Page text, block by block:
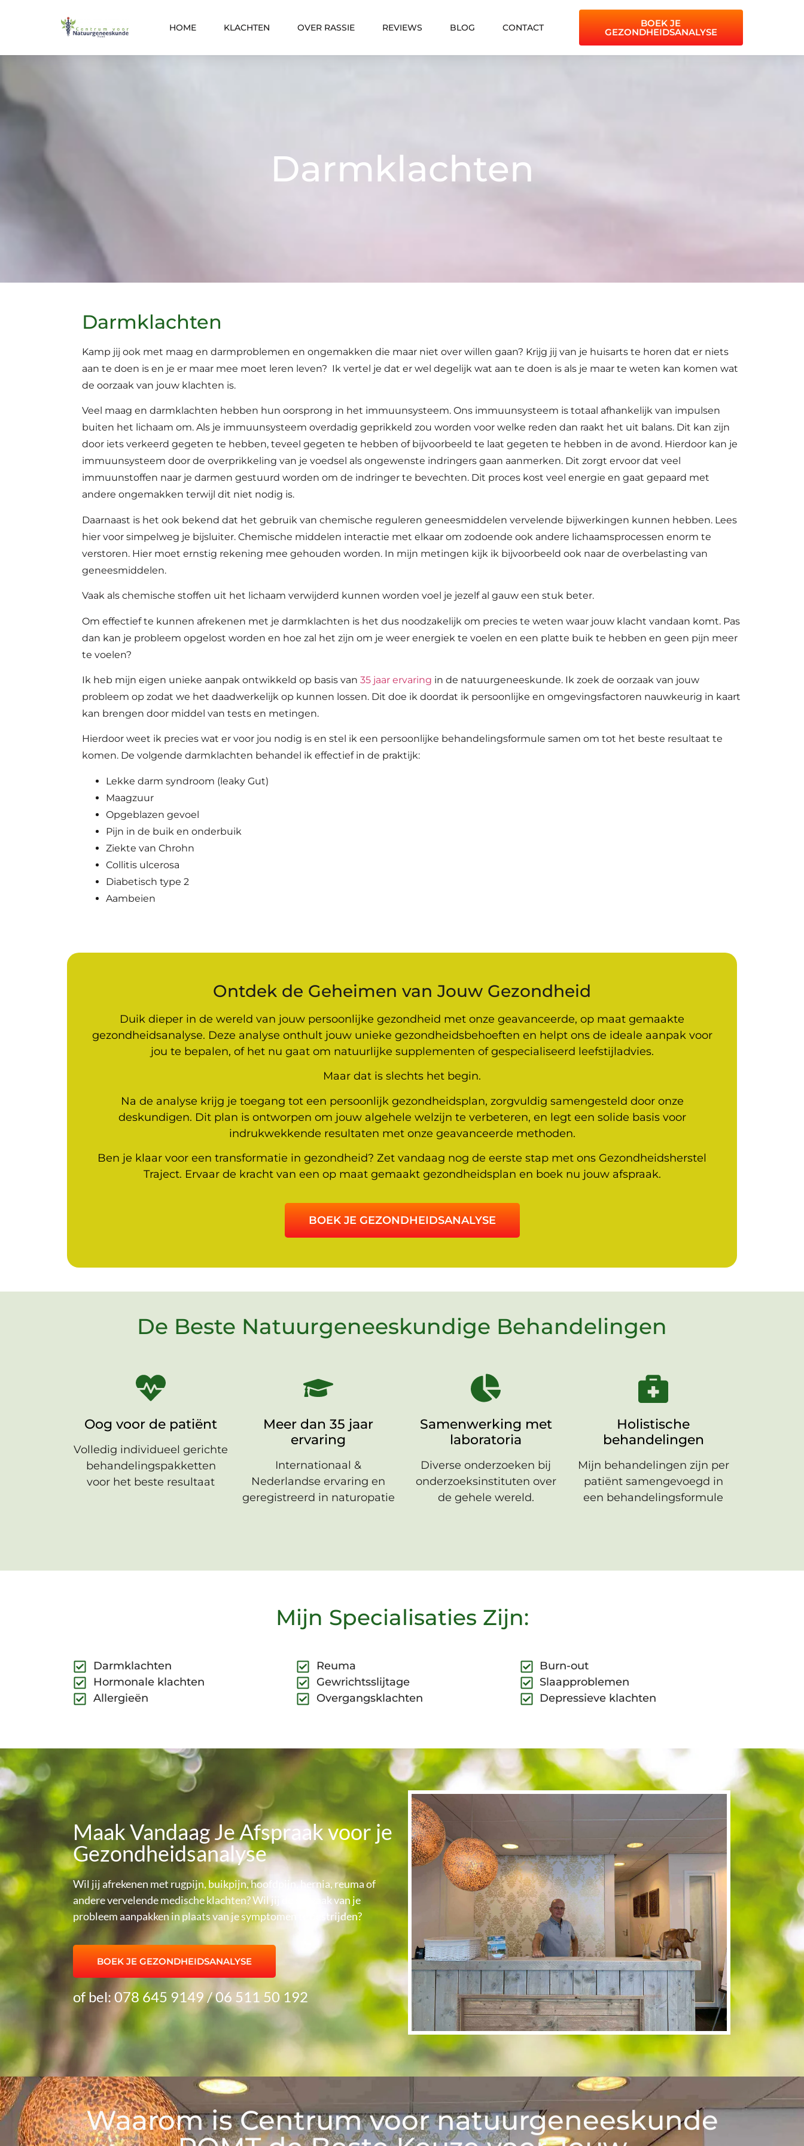
HOME KLACHTEN OVER RASSIE REVIEWS BLOG CONTACT BOEK JE
GEZONDHEIDSANALYSE
Darmklachten
Darmklachten
Kamp jij ook met maag en darmproblemen en ongemakken die maar niet over willen gaan? Krijg jij van je huisarts te horen dat er niets
aan te doen is en je er maar mee moet leren leven? Ik vertel je dat er wel degelijk wat aan te doen is als je maar te weten kan komen wat
de oorzaak van jouw klachten is.
Veel maag en darmklachten hebben hun oorsprong in het immuunsysteem. Ons immuunsysteem is totaal afhankelijk van impulsen
buiten het lichaam om. Als je immuunsysteem overdadig geprikkeld zou worden voor welke reden dan raakt het uit balans. Dit kan zijn
door iets verkeerd gegeten te hebben, teveel gegeten te hebben of bijvoorbeeld te laat gegeten te hebben in de avond. Hierdoor kan je
immuunsysteem door de overprikkeling van je voedsel als ongewenste indringers gaan aanmerken. Dit zorgt ervoor dat veel
immuunstoffen naar je darmen gestuurd worden om de indringer te bevechten. Dit proces kost veel energie en gaat gepaard met
andere ongemakken terwijl dit niet nodig is.
Daarnaast is het ook bekend dat het gebruik van chemische reguleren geneesmiddelen vervelende bijwerkingen kunnen hebben. Lees
hier voor simpelweg je bijsluiter. Chemische middelen interactie met elkaar om zodoende ook andere lichaamsprocessen enorm te
verstoren. Hier moet ernstig rekening mee gehouden worden. In mijn metingen kijk ik bijvoorbeeld ook naar de overbelasting van
geneesmiddelen.
Vaak als chemische stoffen uit het lichaam verwijderd kunnen worden voel je jezelf al gauw een stuk beter.
Om effectief te kunnen afrekenen met je darmklachten is het dus noodzakelijk om precies te weten waar jouw klacht vandaan komt. Pas
dan kan je probleem opgelost worden en hoe zal het zijn om je weer energiek te voelen en een platte buik te hebben en geen pijn meer
te voelen?
Ik heb mijn eigen unieke aanpak ontwikkeld op basis van 35 jaar ervaring in de natuurgeneeskunde. Ik zoek de oorzaak van jouw
probleem op zodat we het daadwerkelijk op kunnen lossen. Dit doe ik doordat ik persoonlijke en omgevingsfactoren nauwkeurig in kaart
kan brengen door middel van tests en metingen.
Hierdoor weet ik precies wat er voor jou nodig is en stel ik een persoonlijke behandelingsformule samen om tot het beste resultaat te
komen. De volgende darmklachten behandel ik effectief in de praktijk:
Lekke darm syndroom (leaky Gut)
Maagzuur
Opgeblazen gevoel
Pijn in de buik en onderbuik
Ziekte van Chrohn
Collitis ulcerosa
Diabetisch type 2
Aambeien
Ontdek de Geheimen van Jouw Gezondheid
Duik dieper in de wereld van jouw persoonlijke gezondheid met onze geavanceerde, op maat gemaakte
gezondheidsanalyse. Deze analyse onthult jouw unieke gezondheidsbehoeften en helpt ons de ideale aanpak voor
jou te bepalen, of het nu gaat om natuurlijke supplementen of gespecialiseerd leefstijladvies.
Maar dat is slechts het begin.
Na de analyse krijg je toegang tot een persoonlijk gezondheidsplan, zorgvuldig samengesteld door onze
deskundigen. Dit plan is ontworpen om jouw algehele welzijn te verbeteren, en legt een solide basis voor
indrukwekkende resultaten met onze geavanceerde methoden.
Ben je klaar voor een transformatie in gezondheid? Zet vandaag nog de eerste stap met ons Gezondheidsherstel
Traject. Ervaar de kracht van een op maat gemaakt gezondheidsplan en boek nu jouw afspraak.
BOEK JE GEZONDHEIDSANALYSE
De Beste Natuurgeneeskundige Behandelingen
Oog voor de patiënt
Volledig individueel gerichte
behandelingspakketten
voor het beste resultaat
Meer dan 35 jaar
ervaring
Internationaal &
Nederlandse ervaring en
geregistreerd in naturopatie
Samenwerking met
laboratoria
Diverse onderzoeken bij
onderzoeksinstituten over
de gehele wereld.
Holistische
behandelingen
Mijn behandelingen zijn per
patiënt samengevoegd in
een behandelingsformule
Mijn Specialisaties Zijn:
Darmklachten
Hormonale klachten
Allergieën
Reuma
Gewrichtsslijtage
Overgangsklachten
Burn-out
Slaapproblemen
Depressieve klachten
Maak Vandaag Je Afspraak voor je
Gezondheidsanalyse
Wil jij afrekenen met rugpijn, buikpijn, hoofdpijn, hernia, reuma of
andere vervelende medische klachten? Wil jij de oorzaak van je
probleem aanpakken in plaats van je symptomen te bestrijden?
BOEK JE GEZONDHEIDSANALYSE
of bel: 078 645 9149 / 06 511 50 192
Waarom is Centrum voor natuurgeneeskunde